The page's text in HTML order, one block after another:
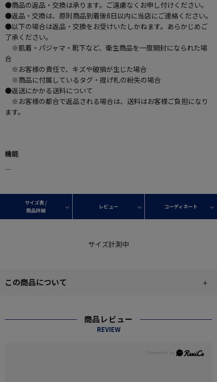
●商品の返品・交換は承ります。ご遠慮なくお申し付けください。
●返品・交換は、原則商品到着後8日以内に当店にご連絡ください。
●以下の場合は返品・交換をお受けいたしかねます。あらかじめご
了承ください。
※肌着・パジャマ・靴下など、衛生商品を一度開封になられた場
合
※お客様の責任で、キズや破損が生じた場合
※商品に付属しているタグ・提げ札の紛失の場合
●返送にかかる送料について
※お客様の都合で返品される場合は、送料はお客様ご負担になり
ます。
機能
―
サイズ表 /
商品詳細
レビュー コーディネート
サイズ計測中
この商品について
商品レビュー
REVIEW